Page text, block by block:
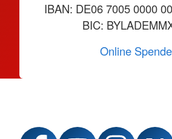
IBAN: DE06 7005 0000
BIC:
Online Spende